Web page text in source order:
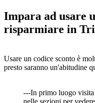
Impara ad usare
risparmiare in
Usare un codice sconto è
presto saranno un'abitudine
---In primo luogo visita
nelle sezioni per